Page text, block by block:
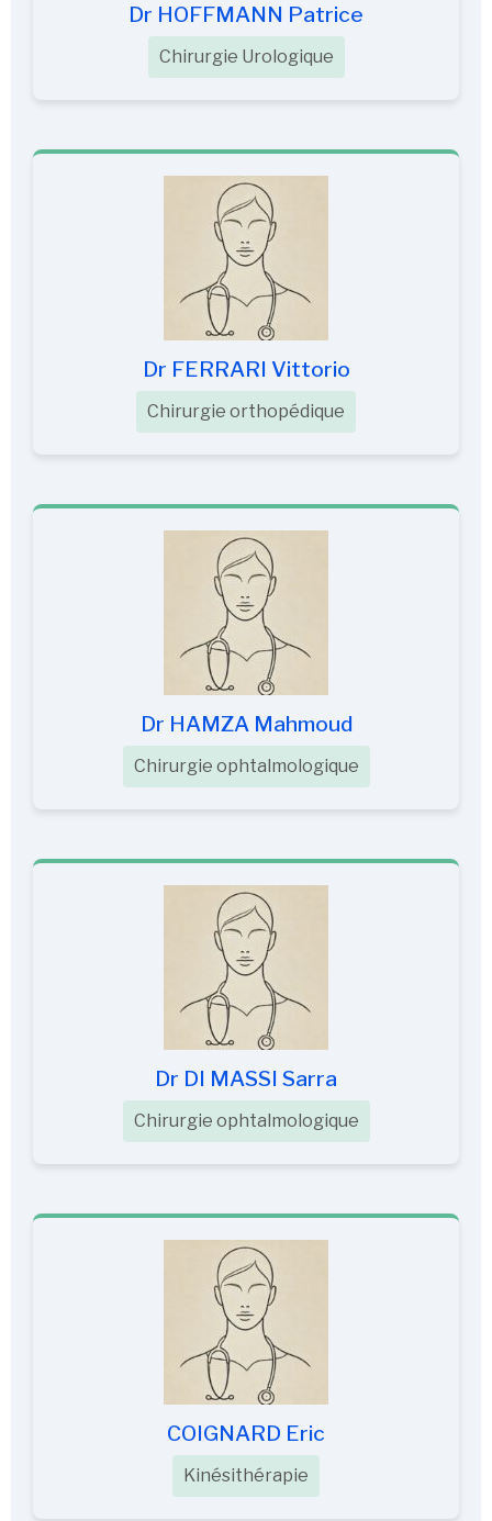
Dr HOFFMANN Patrice
Chirurgie Urologique
Dr FERRARI Vittorio
Chirurgie orthopédique
Dr HAMZA Mahmoud
Chirurgie ophtalmologique
Dr DI MASSI Sarra
Chirurgie ophtalmologique
COIGNARD Eric
Kinésithérapie